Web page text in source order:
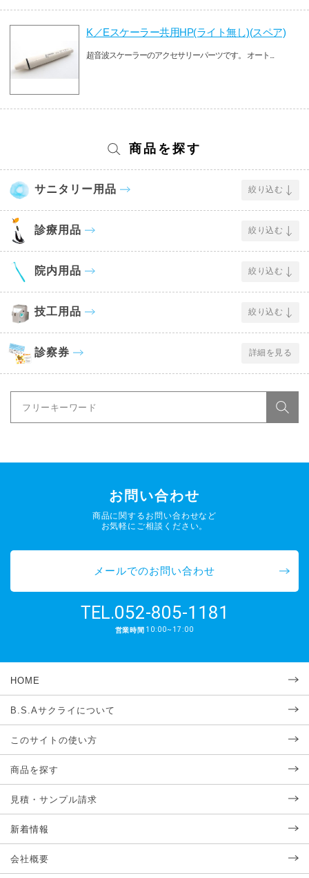
K／Eスケーラー共用HP(ライト無し)(スペア)
超音波スケーラーのアクセサリーパーツです。 オート...
商品を探す
サニタリー用品 絞り込む
診療用品 絞り込む
院内用品 絞り込む
技工用品 絞り込む
診察券 詳細を見る
お問い合わせ
商品に関するお問い合わせなど
お気軽にご相談ください。
メールでのお問い合わせ
TEL.052-805-1181
営業時間 10:00~17:00
HOME
B.S.Aサクライについて
このサイトの使い方
商品を探す
見積・サンプル請求
新着情報
会社概要